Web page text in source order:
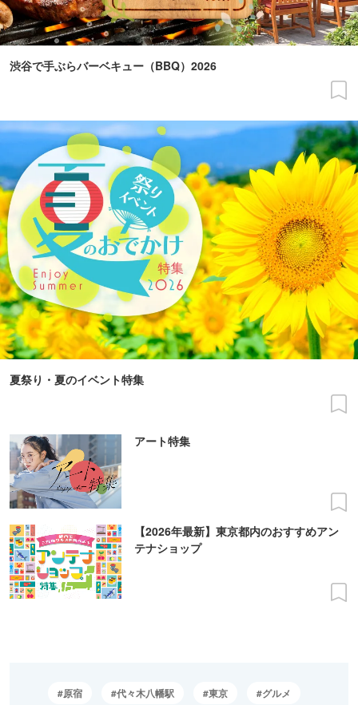
渋谷で手ぶらバーベキュー（BBQ）2026
夏祭り・夏のイベント特集
アート特集
【2026年最新】東京都内のおすすめアン
テナショップ
原宿 代々木八幡駅 東京 グルメ